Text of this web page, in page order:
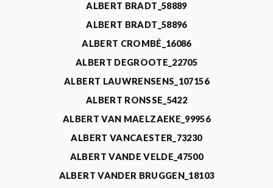
ALBERT BRADT_58889
ALBERT BRADT_58896
ALBERT CROMBÉ_16086
ALBERT DEGROOTE_22705
ALBERT LAUWRENSENS_107156
ALBERT RONSSE_5422
ALBERT VAN MAELZAEKE_99956
ALBERT VANCAESTER_73230
ALBERT VANDE VELDE_47500
ALBERT VANDER BRUGGEN_18103